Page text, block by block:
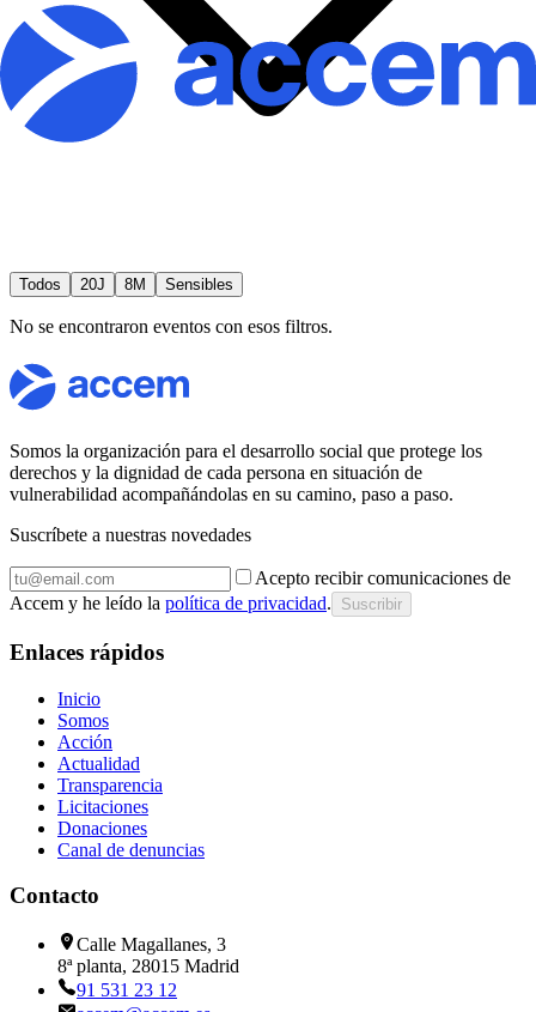
Todos 20J 8M Sensibles
No se encontraron eventos con esos filtros.
Somos la organización para el desarrollo social que protege los
derechos y la dignidad de cada persona en situación de
vulnerabilidad acompañándolas en su camino, paso a paso.
Suscríbete a nuestras novedades
Acepto recibir comunicaciones de
Accem y he leído la política de privacidad. Suscribir
Enlaces rápidos
Inicio
Somos
Acción
Actualidad
Transparencia
Licitaciones
Donaciones
Canal de denuncias
Contacto
Calle Magallanes, 3
8ª planta, 28015 Madrid
91 531 23 12